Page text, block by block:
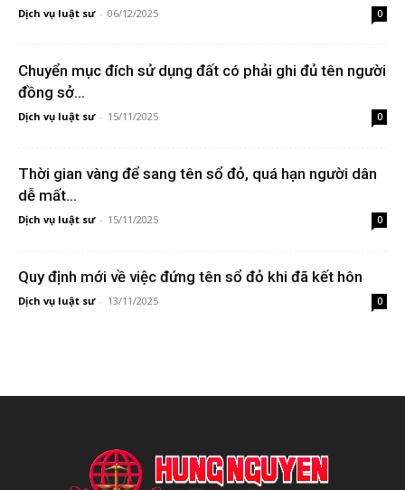
Dịch vụ luật sư - 06/12/2025 0
Chuyển mục đích sử dụng đất có phải ghi đủ tên người
đồng sở...
Dịch vụ luật sư - 15/11/2025 0
Thời gian vàng để sang tên sổ đỏ, quá hạn người dân
dễ mất...
Dịch vụ luật sư - 15/11/2025 0
Quy định mới về việc đứng tên sổ đỏ khi đã kết hôn
Dịch vụ luật sư - 13/11/2025 0